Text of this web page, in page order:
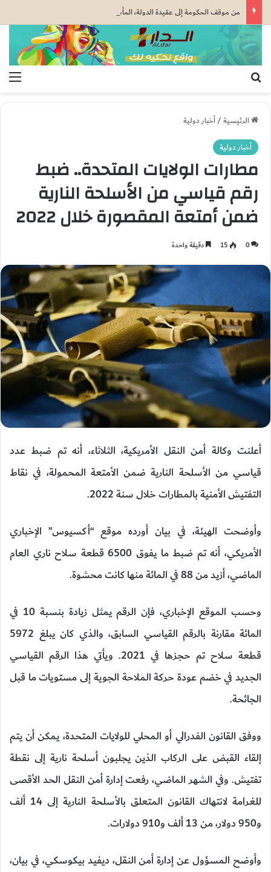
الرئيسية/أخبار دولية
أخبار دولية
مطارات الولايات المتحدة.. ضبط
رقم قياسي من الأسلحة النارية
ضمن أمتعة المقصورة خلال 2022
0
15 دقيقة واحدة
أعلنت وكالة أمن النقل الأمريكية، الثلاثاء، أنه تم ضبط عدد
قياسي من الأسلحة النارية ضمن الأمتعة المحمولة، في نقاط
التفتيش الأمنية بالمطارات خلال سنة 2022.
وأوضحت الهيئة، في بيان أورده موقع “أكسيوس” الإخباري
الأمريكي، أنه تم ضبط ما يفوق 6500 قطعة سلاح ناري العام
الماضي، أزيد من 88 في المائة منها كانت محشوة.
وحسب الموقع الإخباري، فإن الرقم يمثل زيادة بنسبة 10 في
المائة مقارنة بالرقم القياسي السابق، والذي كان يبلغ 5972
قطعة سلاح تم حجزها في 2021. ويأتي هذا الرقم القياسي
الجديد في خضم عودة حركة الملاحة الجوية إلى مستويات ما قبل
الجائحة.
ووفق القانون الفدرالي أو المحلي للولايات المتحدة، يمكن أن يتم
إلقاء القبض على الركاب الذين يجلبون أسلحة نارية إلى نقطة
تفتيش. وفي الشهر الماضي، رفعت إدارة أمن النقل الحد الأقصى
للغرامة لانتهاك القانون المتعلق بالأسلحة النارية إلى 14 ألف
و950 دولار، من 13 ألف و910 دولارات.
وأوضح المسؤول عن إدارة أمن النقل، ديفيد بيكوسكي، في بيان،